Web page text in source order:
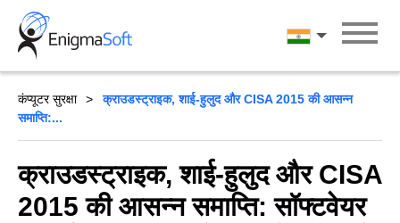
Skip
content
हिन्दी
कंप्यूटर सुरक्षा
क्राउडस्ट्राइक, शाई-हुलुद और CISA 2015 की आसन्न
समाप्ति:...
क्राउडस्ट्राइक, शाई-हुलुद और CISA
2015 की आसन्न समाप्ति: सॉफ्टवेयर